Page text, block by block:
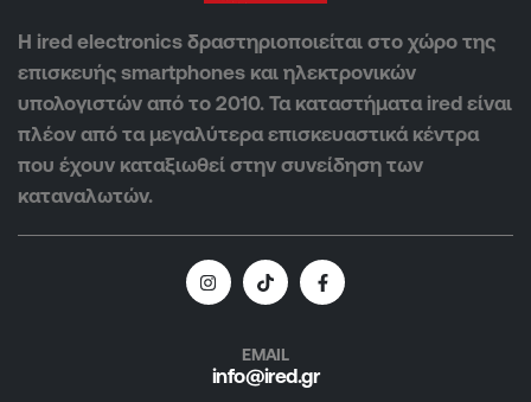
Η ired electronics δραστηριοποιείται στο χώρο της
επισκευής smartphones και ηλεκτρονικών
υπολογιστών από το 2010. Τα καταστήματα ired είναι
πλέον από τα μεγαλύτερα επισκευαστικά κέντρα
που έχουν καταξιωθεί στην συνείδηση των
καταναλωτών.
EMAIL
info@ired.gr